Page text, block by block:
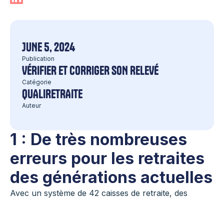
JUNE 5, 2024
Publication
VÉRIFIER ET CORRIGER SON RELEVÉ
Catégorie
QUALIRETRAITE
Auteur
1 : De très nombreuses
erreurs pour les retraites
des générations actuelles
Avec un système de 42 caisses de retraite, des